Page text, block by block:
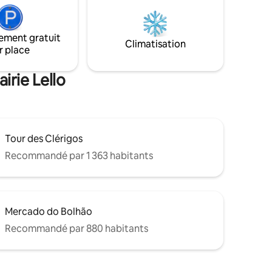
salle
douche
à
somptueusement créés, une cuisine
avec des comptoirs en marbre blanc, des
planchers en bois poli et une œuvre d'art
en nacre bordée de délicats tissus.
gratuit
place
Climatisation
Lello
Tour des Clérigos
Recommandé par 1 363 habitants
Mercado do Bolhão
Recommandé par 880 habitants